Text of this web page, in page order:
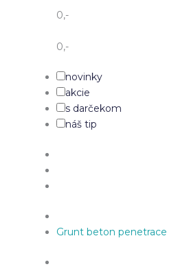
0,-
0,-
novinky
akcie
s darčekom
náš tip
Grunt beton penetrace